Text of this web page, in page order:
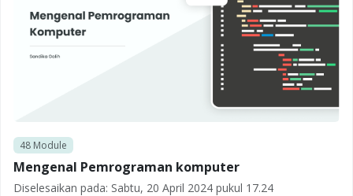
48Module
Mengenal Pemrograman komputer
Diselesaikan pada: Sabtu, 20 April 2024 pukul 17.24